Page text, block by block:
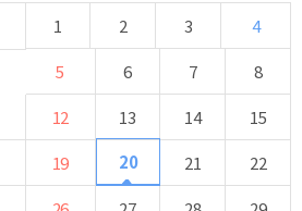
1 2 3
4
5
6 7
8
12 13 14
15
19 20 21
22